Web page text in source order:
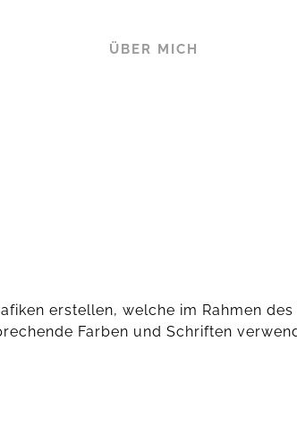
ÜBER MICH
erstellen, welche im Rahmen
Farben und Schriften